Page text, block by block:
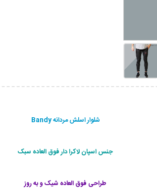
شلوار اسلش مردانه Bandy
جنس اسپان لاكرا دار فوق العاده سبک
طراحی فوق العاده شیک و به روز